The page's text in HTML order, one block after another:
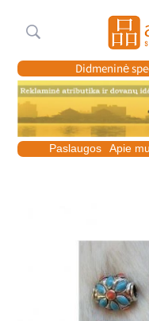
Didmeninė
Paslaugos Apie